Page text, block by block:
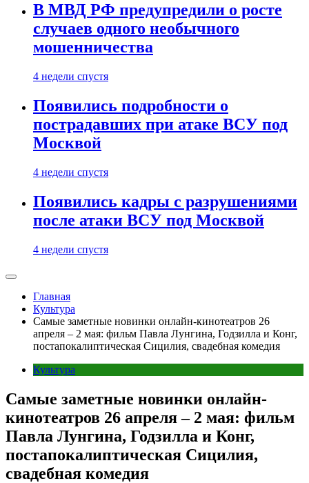
В МВД РФ предупредили о росте
случаев одного необычного
мошенничества
4 недели спустя
Появились подробности о
пострадавших при атаке ВСУ под
Москвой
4 недели спустя
Появились кадры с разрушениями
после атаки ВСУ под Москвой
4 недели спустя
Главная
Культура
Самые заметные новинки онлайн-кинотеатров 26
апреля – 2 мая: фильм Павла Лунгина, Годзилла и Конг,
постапокалиптическая Сицилия, свадебная комедия
Культура
Самые заметные новинки онлайн-
кинотеатров 26 апреля – 2 мая: фильм
Павла Лунгина, Годзилла и Конг,
постапокалиптическая Сицилия,
свадебная комедия